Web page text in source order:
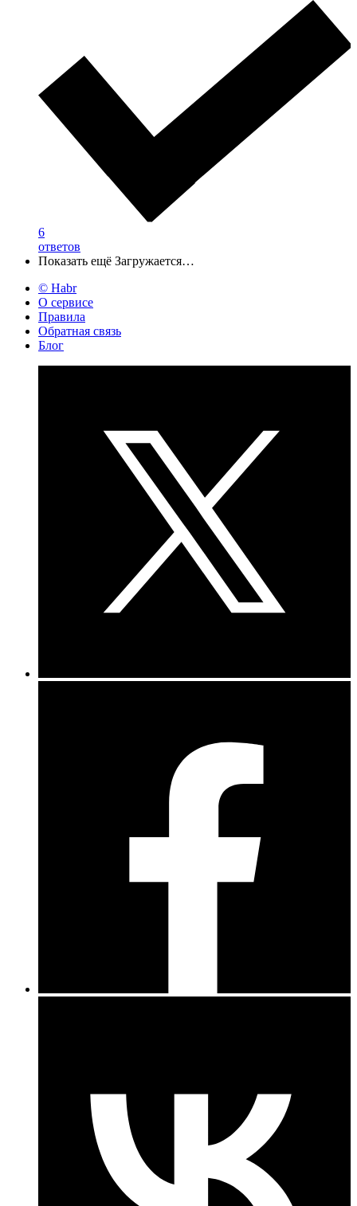
6
ответов
Показать ещё Загружается…
© Habr
О сервисе
Правила
Обратная связь
Блог